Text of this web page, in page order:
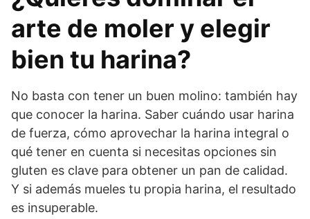
arte de moler y elegir
bien tu harina?
No basta con tener un buen molino: también hay
que conocer la harina. Saber cuándo usar harina
de fuerza, cómo aprovechar la harina integral o
qué tener en cuenta si necesitas opciones sin
gluten es clave para obtener un pan de calidad.
Y si además mueles tu propia harina, el resultado
es insuperable.